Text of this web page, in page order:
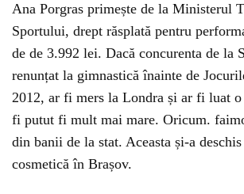
Ana Porgras primește de la Ministerul
Sportului, drept răsplată pentru
de de 3.992 lei. Dacă concurenta de la
renunțat la gimnastică înainte de
2012, ar fi mers la Londra și ar fi luat o
fi putut fi mult mai mare. Oricum.
din banii de la stat. Aceasta și-a
cosmetică în Brașov.